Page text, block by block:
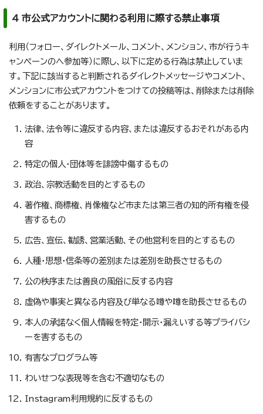
4 市公式アカウントに関わる利用に際する禁止事項
利用（フォロー、ダイレクトメール、コメント、メンション、市が行うキ
ャンペーンのへ参加等）に際し、以下に定める行為は禁止していま
す。下記に該当すると判断されるダイレクトメッセージやコメント、
メンションに市公式アカウントをつけての投稿等は、削除または削除
依頼をすることがあります。
法律、法令等に違反する内容、または違反するおそれがある内
容
特定の個人・団体等を誹謗中傷するもの
政治、宗教活動を目的とするもの
著作権、商標権、肖像権など市または第三者の知的所有権を侵
害するもの
広告、宣伝、勧誘、営業活動、その他営利を目的とするもの
人種・思想・信条等の差別または差別を助長させるもの
公の秩序または善良の風俗に反する内容
虚偽や事実と異なる内容及び単なる噂や噂を助長させるもの
本人の承諾なく個人情報を特定・開示・漏えいする等プライバシ
ーを害するもの
有害なプログラム等
わいせつな表現等を含む不適切なもの
Instagram利用規約に反するもの